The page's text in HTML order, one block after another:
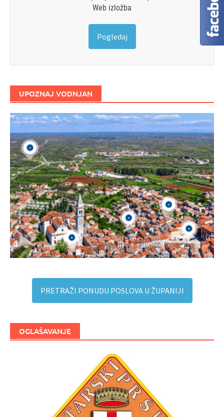
Web izložba
Pogledaj
UPOZNAJ VODNJAN
PRETRAŽI PONUDU POSLOVA U ŽUPANIJI
OGLAŠAVANJE